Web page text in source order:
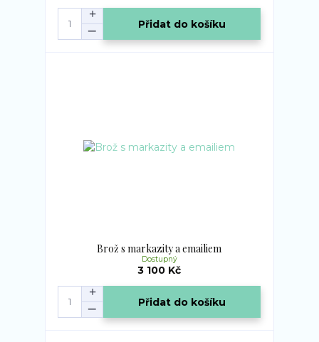
Přidat do košíku
Brož s markazity a emailiem
3 100 Kč
Dostupný
Přidat do košíku